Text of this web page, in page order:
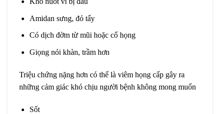
Amidan sưng, đỏ tấy
Có dịch đờm từ mũi hoặc cổ họng
Giọng nói khàn, trầm hơn
Triệu chứng nặng hơn có thể là viêm họng cấp gây ra
những cảm giác khó chịu người bệnh không mong muốn
Sốt